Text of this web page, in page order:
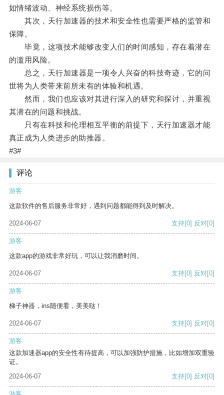
如情绪波动、神经系统损伤等。
其次，天行加速器的技术和安全性也需要严格的监管和
保障。
毕竟，这项技术能够改变人们的时间感知，存在着潜在
的滥用风险。
总之，天行加速器是一项令人兴奋的科技奇迹，它的问
世将为人类带来前所未有的体验和机遇。
然而，我们也应该对其进行深入的研究和探讨，并重视
其潜在的问题和挑战。
只有在科技和伦理相互平衡的前提下，天行加速器才能
真正成为人类进步的助推器。
#3#
评论
游客
这款软件的售后服务非常好，遇到问题都能得到及时解决。
2024-06-07 支持[0] 反对[0]
游客
这款app的游戏非常好玩，可以让我消磨时间。
2024-06-07 支持[0] 反对[0]
游客
梯子神器，ins随便看，美美哒！
2024-06-07 支持[0] 反对[0]
游客
这款加速器app的安全性有待提高，可以加强防护措施，比如增加双重验
证。
2024-06-07
支持[0] 反对[0]